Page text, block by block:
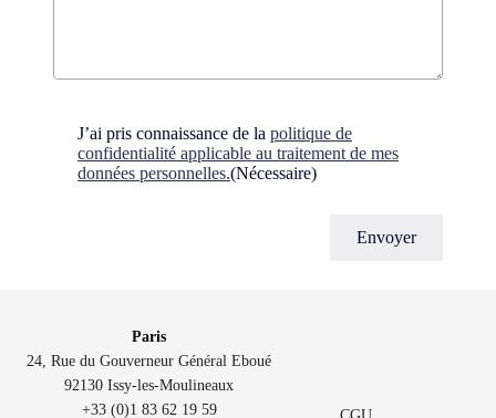
Consent(Nécessaire)
J’ai pris connaissance de la politique de
confidentialité applicable au traitement de mes
données personnelles.(Nécessaire)
Paris
24, Rue du Gouverneur Général Eboué
92130 Issy-les-Moulineaux
+33 (0)1 83 62 19 59